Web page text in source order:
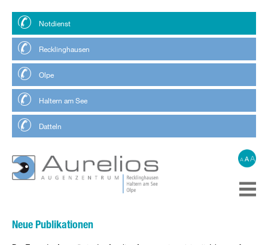
Notdienst
Recklinghausen
Olpe
Haltern am See
Datteln
A AA
Neue Publikationen